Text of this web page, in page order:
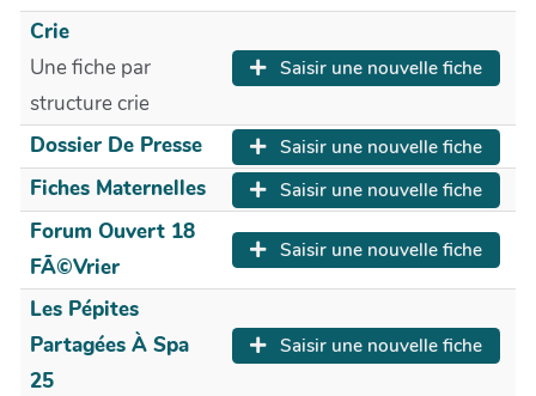
Crie
Une fiche par
structure crie
Saisir une nouvelle fiche
Dossier De Presse Saisir une nouvelle fiche
Fiches Maternelles Saisir une nouvelle fiche
Forum Ouvert 18
FÃ©vrier
Saisir une nouvelle fiche
Les Pépites
Partagées À Spa
25
Saisir une nouvelle fiche